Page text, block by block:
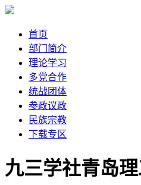
首页
部门简介
理论学习
多党合作
统战团体
参政议政
民族宗教
下载专区
九三学社青岛